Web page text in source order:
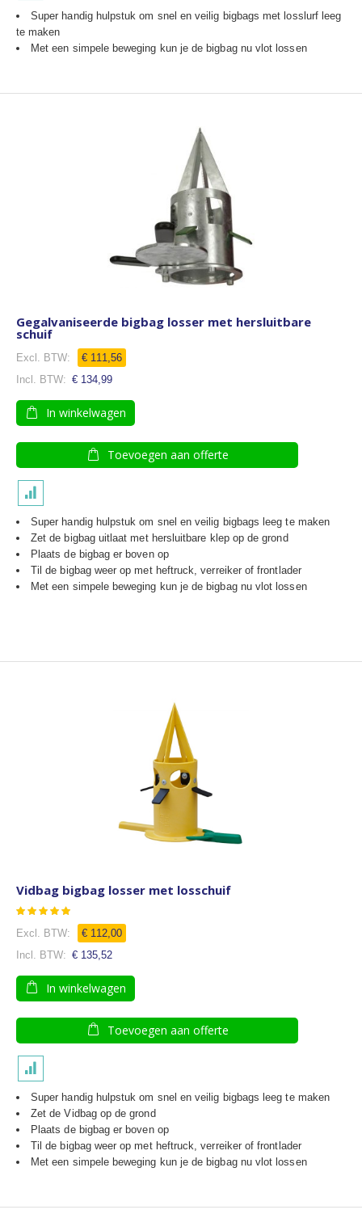
Super handig hulpstuk om snel en veilig bigbags met losslurf leeg
te maken
Met een simpele beweging kun je de bigbag nu vlot lossen
Gegalvaniseerde bigbag losser met hersluitbare
schuif
€ 111,56
€ 134,99
In winkelwagen
Toevoegen aan offerte
Super handig hulpstuk om snel en veilig bigbags leeg te maken
Zet de bigbag uitlaat met hersluitbare klep op de grond
Plaats de bigbag er boven op
Til de bigbag weer op met heftruck, verreiker of frontlader
Met een simpele beweging kun je de bigbag nu vlot lossen
Vidbag bigbag losser met losschuif
Waardering:
96
100
€ 112,00
€ 135,52
In winkelwagen
Toevoegen aan offerte
Super handig hulpstuk om snel en veilig bigbags leeg te maken
Zet de Vidbag op de grond
Plaats de bigbag er boven op
Til de bigbag weer op met heftruck, verreiker of frontlader
Met een simpele beweging kun je de bigbag nu vlot lossen